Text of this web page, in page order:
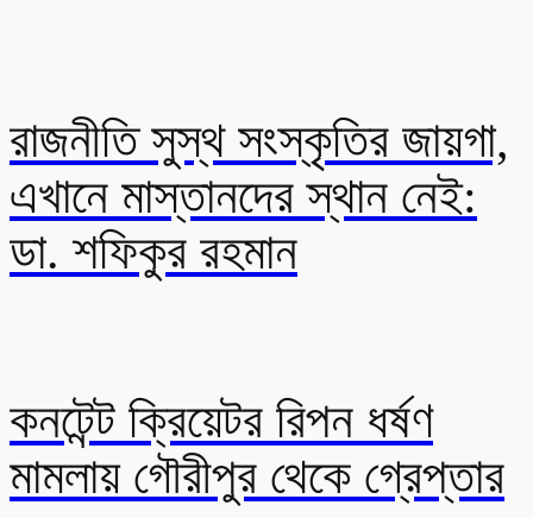
রাজনীতি সুস্থ সংস্কৃতির জায়গা,
এখানে মাস্তানদের স্থান নেই:
ডা. শফিকুর রহমান
কনটেন্ট ক্রিয়েটর রিপন ধর্ষণ
মামলায় গৌরীপুর থেকে গ্রেপ্তার